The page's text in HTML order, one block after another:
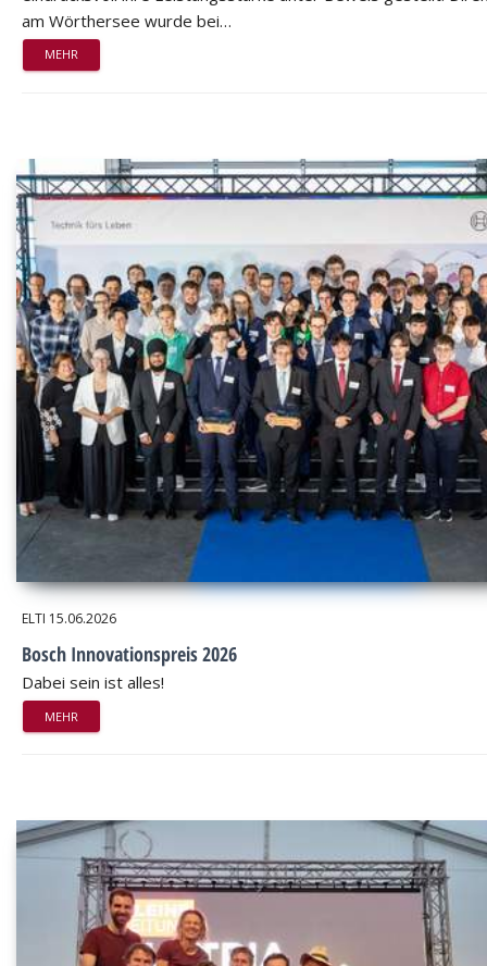
am Wörthersee wurde bei…
MEHR
ELTI 15.06.2026
Bosch Innovationspreis 2026
Dabei sein ist alles!
MEHR